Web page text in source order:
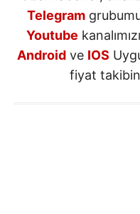
Telegram
Youtube
Androidve IOS
fiyat